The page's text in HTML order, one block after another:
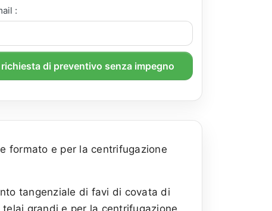
:
richiesta di preventivo senza impegno
formato e per la centrifugazione
tangenziale di favi di covata di
grandi e per la centrifugazione